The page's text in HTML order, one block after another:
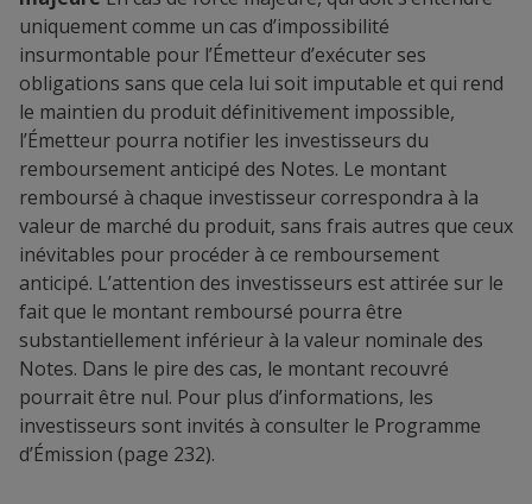
uniquement comme un cas d’impossibilité
insurmontable pour l’Émetteur d’exécuter ses
obligations sans que cela lui soit imputable et qui rend
le maintien du produit définitivement impossible,
l’Émetteur pourra notifier les investisseurs du
remboursement anticipé des Notes. Le montant
remboursé à chaque investisseur correspondra à la
valeur de marché du produit, sans frais autres que ceux
inévitables pour procéder à ce remboursement
anticipé. L’attention des investisseurs est attirée sur le
fait que le montant remboursé pourra être
substantiellement inférieur à la valeur nominale des
Notes. Dans le pire des cas, le montant recouvré
pourrait être nul. Pour plus d’informations, les
investisseurs sont invités à consulter le Programme
d’Émission (page 232).